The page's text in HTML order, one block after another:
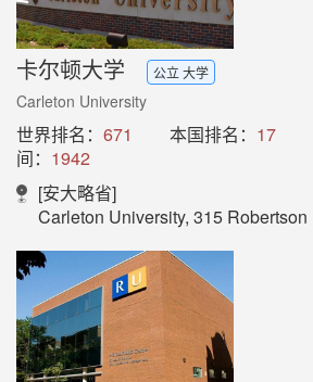
卡尔顿大学 公立 大学
Carleton University
世界排名： 671 本国排名： 17
间： 1942
[安大略省]
Carleton University, 315 Robertson Hall, 1125 Colonel By Drive, Ottawa, ON